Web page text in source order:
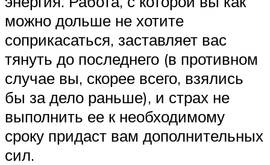
можно дольше не хотите
соприкасаться, заставляет вас
тянуть до последнего (в противном
случае вы, скорее всего, взялись
бы за дело раньше), и страх не
выполнить ее к необходимому
сроку придаст вам дополнительных
сил.